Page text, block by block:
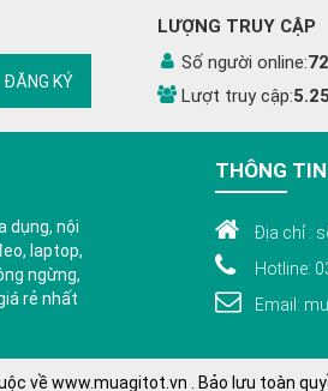
ĐĂNG KÝ
LƯỢNG TRUY CẬP
Số người online:
Lượt truy cập:
dụng, nội
laptop,
ngừng,
rẻ nhất
THÔNG
Địa chỉ :
Hotline:
Email:
về www.muagitot.vn . Bảo lưu toàn